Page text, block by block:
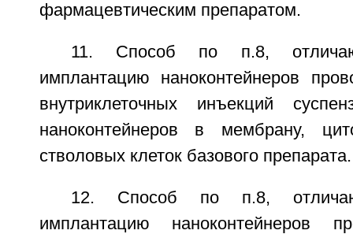
фармацевтическим препаратом.
11. Способ по п.8,
имплантацию наноконтейнеров
внутриклеточных инъекций
наноконтейнеров в мембрану,
стволовых клеток базового препарата.
12. Способ по п.8,
имплантацию наноконтейнеров